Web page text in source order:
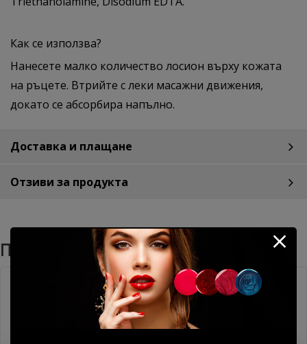
Как се използва?
Нанесете малко количество лосион върху кожата
на ръцете. Втрийте с леки масажни движения,
докато се абсорбира напълно.
Доставка и плащане
Отзиви за продукта
Препоръчани Продукти
Без TPO